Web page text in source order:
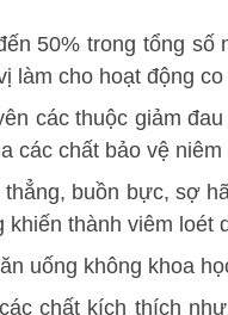
50% trong tổng số
làm cho hoạt động
các thuộc giảm
các chất bảo vệ
buồn bực, sợ
thành viêm loét
uống không khoa
chất kích thích